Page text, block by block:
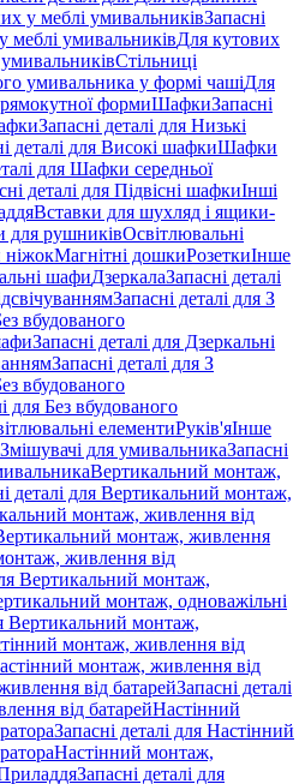
у меблі умивальниківЗапасні
меблі умивальниківДля кутових
Стільниці
умивальника у формі чашіДля
формиШафкиЗапасні
Запасні деталі для Низькі
деталі для Високі шафкиШафки
для Шафки середньої
деталі для Підвісні шафкиІнші
Вставки для шухляд і ящики-
для рушниківОсвітлювальні
ніжокМагнітні дошкиРозеткиІнше
шафиДзеркалаЗапасні деталі
Запасні деталі для З
вбудованого
Запасні деталі для Дзеркальні
Запасні деталі для З
вбудованого
для Без вбудованого
елементиРуків'яІнше
Змішувачі для умивальникаЗапасні
Вертикальний монтаж,
деталі для Вертикальний монтаж,
монтаж, живлення від
Вертикальний монтаж, живлення
живлення від
Вертикальний монтаж,
монтаж, одноважільні
Вертикальний монтаж,
монтаж, живлення від
монтаж, живлення від
від батарейЗапасні деталі
від батарейНастінний
Запасні деталі для Настінний
Настінний монтаж,
Запасні деталі для